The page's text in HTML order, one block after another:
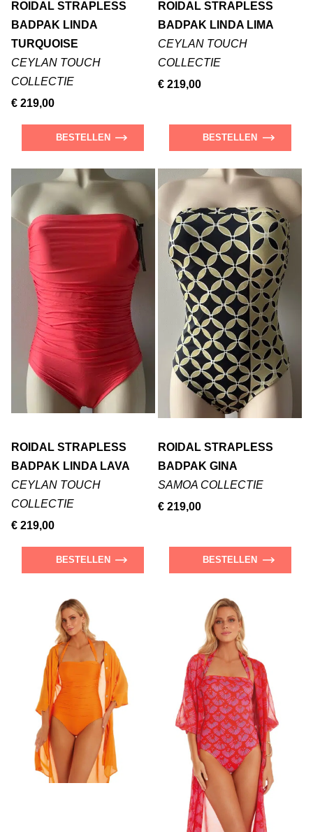
ROIDAL STRAPLESS
BADPAK LINDA
TURQUOISE
CEYLAN TOUCH
COLLECTIE
€ 219,00
BESTELLEN
ROIDAL STRAPLESS
BADPAK LINDA LIMA
CEYLAN TOUCH
COLLECTIE
€ 219,00
BESTELLEN
ROIDAL STRAPLESS
BADPAK LINDA LAVA
CEYLAN TOUCH
COLLECTIE
€ 219,00
BESTELLEN
ROIDAL STRAPLESS
BADPAK GINA
SAMOA COLLECTIE
€ 219,00
BESTELLEN